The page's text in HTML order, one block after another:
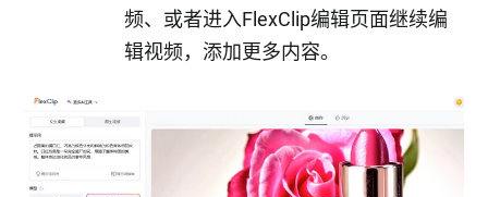
频、或者进入FlexClip编辑页面继续编
辑视频，添加更多内容。